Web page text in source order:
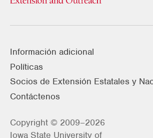
Información adicional
Políticas
Socios de Extensión Estatales y
Contáctenos
Copyright © 2009–2026
Iowa State University of